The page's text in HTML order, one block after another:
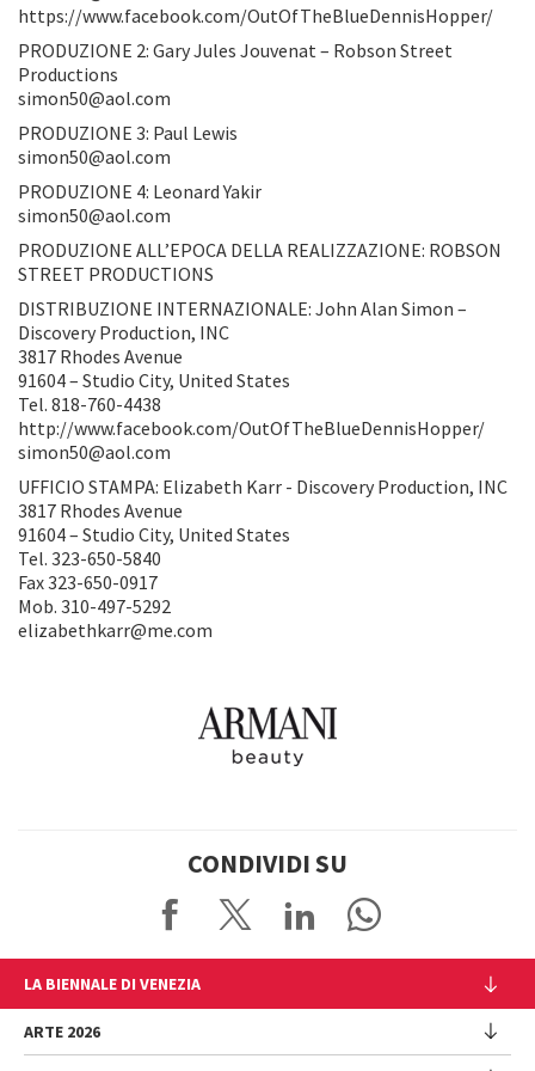
https://www.facebook.com/OutOfTheBlueDennisHopper/
PRODUZIONE 2: Gary Jules Jouvenat – Robson Street
Productions
simon50@aol.com
PRODUZIONE 3: Paul Lewis
simon50@aol.com
PRODUZIONE 4: Leonard Yakir
simon50@aol.com
PRODUZIONE ALL’EPOCA DELLA REALIZZAZIONE: ROBSON
STREET PRODUCTIONS
DISTRIBUZIONE INTERNAZIONALE: John Alan Simon –
Discovery Production, INC
3817 Rhodes Avenue
91604 – Studio City, United States
Tel. 818-760-4438
http://www.facebook.com/OutOfTheBlueDennisHopper/
simon50@aol.com
UFFICIO STAMPA: Elizabeth Karr - Discovery Production, INC
3817 Rhodes Avenue
91604 – Studio City, United States
Tel. 323-650-5840
Fax 323-650-0917
Mob. 310-497-5292
elizabethkarr@me.com
CONDIVIDI SU
LA BIENNALE DI VENEZIA
L'Istituzione
Cariche istituzionali
ARTE 2026